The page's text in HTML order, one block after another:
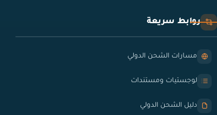
روابط سريعة
مسارات الشحن الدولي
لوجستيات ومستندات
دليل الشحن الدولي